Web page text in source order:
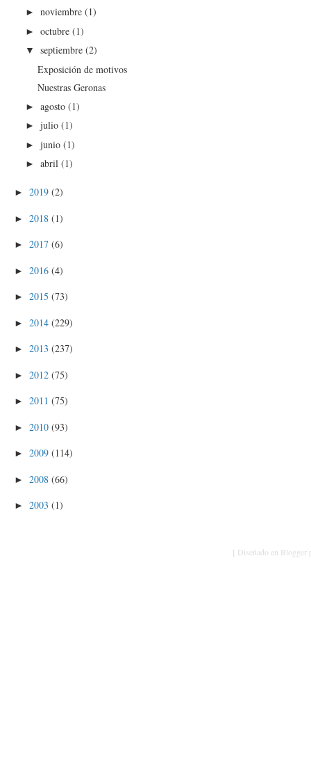
►noviembre(1)
►octubre(1)
▼septiembre(2)
Exposición de motivos
Nuestras Geronas
►agosto(1)
►julio(1)
►junio(1)
►abril(1)
► 2019 (2)
► 2018 (1)
► 2017 (6)
► 2016 (4)
► 2015 (73)
► 2014 (229)
► 2013 (237)
► 2012 (75)
► 2011 (75)
► 2010 (93)
► 2009 (114)
► 2008 (66)
► 2003 (1)
[ Diseñado en Blogger